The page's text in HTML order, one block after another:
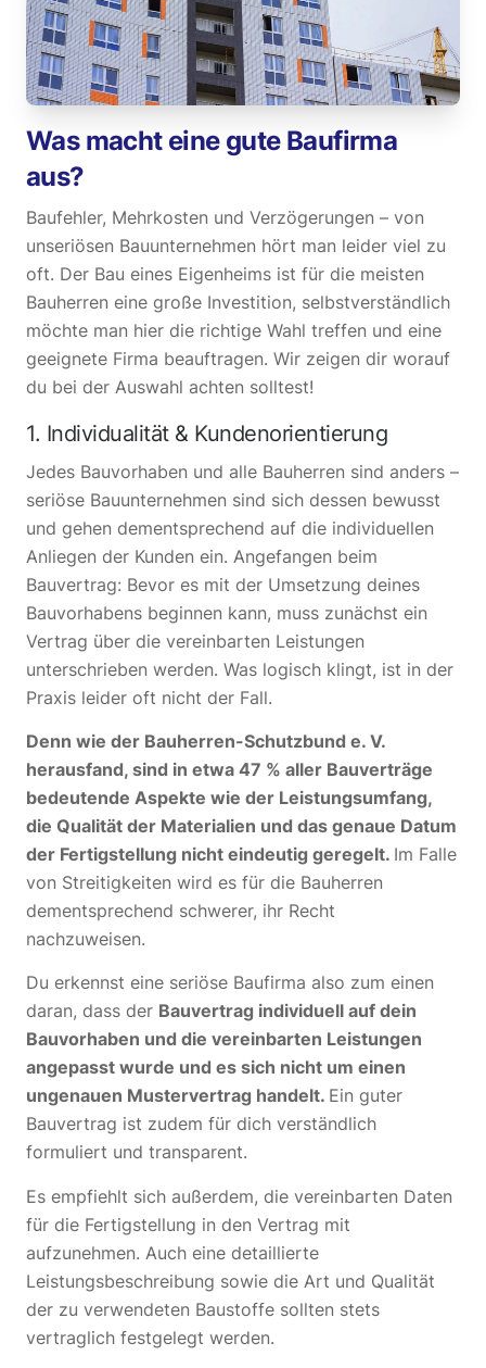
Was macht eine gute Baufirma
aus?
Baufehler, Mehrkosten und Verzögerungen – von
unseriösen Bauunternehmen hört man leider viel zu
oft. Der Bau eines Eigenheims ist für die meisten
Bauherren eine große Investition, selbstverständlich
möchte man hier die richtige Wahl treffen und eine
geeignete Firma beauftragen. Wir zeigen dir worauf
du bei der Auswahl achten solltest!
1. Individualität & Kundenorientierung
Jedes Bauvorhaben und alle Bauherren sind anders –
seriöse Bauunternehmen sind sich dessen bewusst
und gehen dementsprechend auf die individuellen
Anliegen der Kunden ein. Angefangen beim
Bauvertrag: Bevor es mit der Umsetzung deines
Bauvorhabens beginnen kann, muss zunächst ein
Vertrag über die vereinbarten Leistungen
unterschrieben werden. Was logisch klingt, ist in der
Praxis leider oft nicht der Fall.
Denn wie der Bauherren-Schutzbund e. V.
herausfand, sind in etwa 47 % aller Bauverträge
bedeutende Aspekte wie der Leistungsumfang,
die Qualität der Materialien und das genaue Datum
der Fertigstellung nicht eindeutig geregelt. Im Falle
von Streitigkeiten wird es für die Bauherren
dementsprechend schwerer, ihr Recht
nachzuweisen.
Du erkennst eine seriöse Baufirma also zum einen
daran, dass der Bauvertrag individuell auf dein
Bauvorhaben und die vereinbarten Leistungen
angepasst wurde und es sich nicht um einen
ungenauen Mustervertrag handelt. Ein guter
Bauvertrag ist zudem für dich verständlich
formuliert und transparent.
Es empfiehlt sich außerdem, die vereinbarten Daten
für die Fertigstellung in den Vertrag mit
aufzunehmen. Auch eine detaillierte
Leistungsbeschreibung sowie die Art und Qualität
der zu verwendeten Baustoffe sollten stets
vertraglich festgelegt werden.